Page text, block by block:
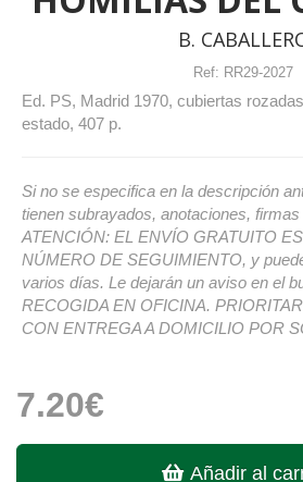
B.
Ref: RR29-2027
Ed. PS, Madrid 1970, cubiertas
estado, 407 p.
Si no se especifica en la descripción
tienen subrayados, anotaciones,
ATENCIÓN: EL ENVÍO GRATUITO
NÚMERO DE SEGUIMIENTO, y
varios días. Le dejarán un aviso en el
RECOGIDA EN OFICINA.
CON ENTREGA A DOMICILIO POR
7.20€
Añadir al